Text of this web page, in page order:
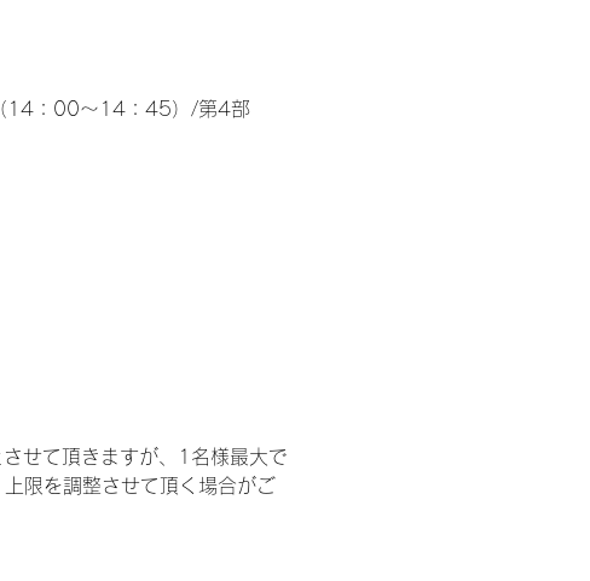
14：00～14：45）/第4部
せて頂きますが、1名様最大で
限を調整させて頂く場合がご